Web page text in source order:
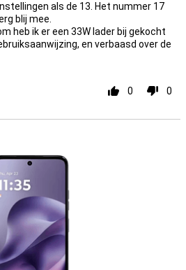
als de 13. Het nummer 17
blij mee.
heb ik er een 33W lader bij gekocht
en verbaasd over de
0 0